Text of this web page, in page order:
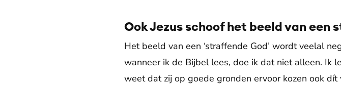
Ook Jezus schoof het beeld van
Het beeld van een ‘straffende God’ wordt veelal
wanneer ik de Bijbel lees, doe ik dat niet alleen. Ik
weet dat zij op goede gronden ervoor kozen ook